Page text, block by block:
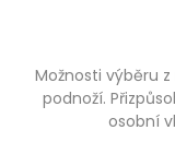
Možnosti výběru
podnoží.
osobní